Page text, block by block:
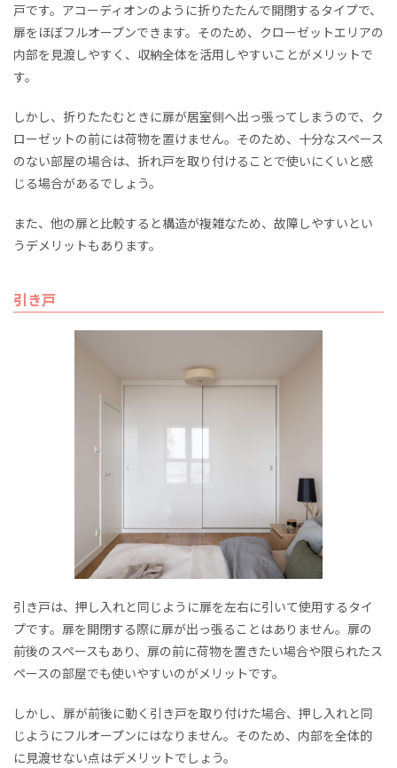
戸です。アコーディオンのように折りたたんで開閉するタイプで、
扉をほぼフルオープンできます。そのため、クローゼットエリアの
内部を見渡しやすく、収納全体を活用しやすいことがメリットで
す。
しかし、折りたたむときに扉が居室側へ出っ張ってしまうので、ク
ローゼットの前には荷物を置けません。そのため、十分なスペース
のない部屋の場合は、折れ戸を取り付けることで使いにくいと感
じる場合があるでしょう。
また、他の扉と比較すると構造が複雑なため、故障しやすいとい
うデメリットもあります。
引き戸
引き戸は、押し入れと同じように扉を左右に引いて使用するタイ
プです。扉を開閉する際に扉が出っ張ることはありません。扉の
前後のスペースもあり、扉の前に荷物を置きたい場合や限られたス
ペースの部屋でも使いやすいのがメリットです。
しかし、扉が前後に動く引き戸を取り付けた場合、押し入れと同
じようにフルオープンにはなりません。そのため、内部を全体的
に見渡せない点はデメリットでしょう。